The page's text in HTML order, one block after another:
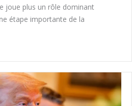
joue plus un rôle dominant
étape importante de la